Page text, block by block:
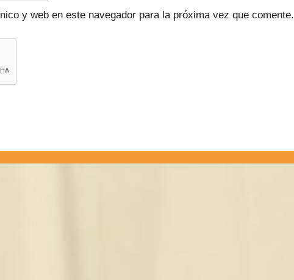
y web en este navegador para la próxima vez que comente.